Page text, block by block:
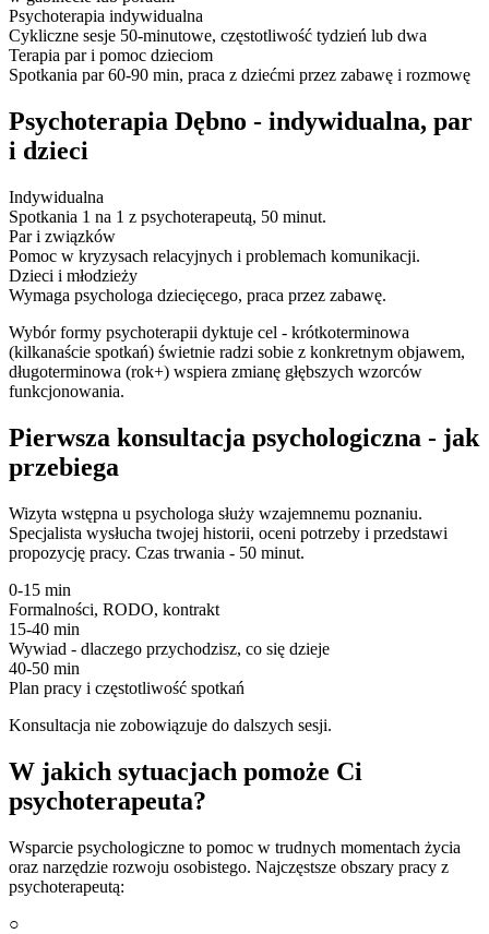
Psychoterapia indywidualna
Cykliczne sesje 50-minutowe, częstotliwość tydzień lub dwa
Terapia par i pomoc dzieciom
Spotkania par 60-90 min, praca z dziećmi przez zabawę i rozmowę
Psychoterapia Dębno - indywidualna, par
i dzieci
Indywidualna
Spotkania 1 na 1 z psychoterapeutą, 50 minut.
Par i związków
Pomoc w kryzysach relacyjnych i problemach komunikacji.
Dzieci i młodzieży
Wymaga psychologa dziecięcego, praca przez zabawę.
Wybór formy psychoterapii dyktuje cel - krótkoterminowa
(kilkanaście spotkań) świetnie radzi sobie z konkretnym objawem,
długoterminowa (rok+) wspiera zmianę głębszych wzorców
funkcjonowania.
Pierwsza konsultacja psychologiczna - jak
przebiega
Wizyta wstępna u psychologa służy wzajemnemu poznaniu.
Specjalista wysłucha twojej historii, oceni potrzeby i przedstawi
propozycję pracy. Czas trwania - 50 minut.
0-15 min
Formalności, RODO, kontrakt
15-40 min
Wywiad - dlaczego przychodzisz, co się dzieje
40-50 min
Plan pracy i częstotliwość spotkań
Konsultacja nie zobowiązuje do dalszych sesji.
W jakich sytuacjach pomoże Ci
psychoterapeuta?
Wsparcie psychologiczne to pomoc w trudnych momentach życia
oraz narzędzie rozwoju osobistego. Najczęstsze obszary pracy z
psychoterapeutą:
○